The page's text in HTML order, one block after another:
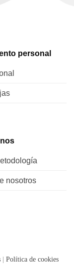
personal
nosotros
| Política de cookies